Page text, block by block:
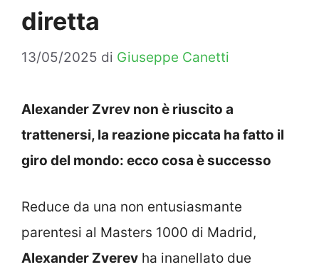
diretta
13/05/2025 di Giuseppe Canetti
Alexander Zvrev non è riuscito a
trattenersi, la reazione piccata ha fatto il
giro del mondo: ecco cosa è successo
Reduce da una non entusiasmante
parentesi al Masters 1000 di Madrid,
Alexander Zverev ha inanellato due